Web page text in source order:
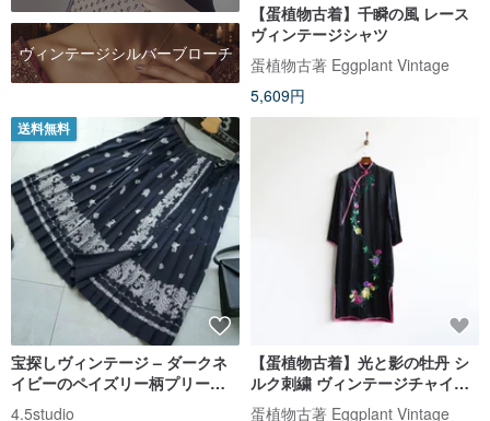
ヴィンテージシルバーブローチ
【蛋植物古着】千瞬の風 レース
ヴィンテージシャツ
蛋植物古著 Eggplant Vintage
5,609円
送料無料
宝探しヴィンテージ – ダークネ
イビーのペイズリー柄プリーツ
巻きスカート
4.5studio
【蛋植物古着】光と影の牡丹 シ
ルク刺繍 ヴィンテージチャイナ
ドレス
蛋植物古著 Eggplant Vintage